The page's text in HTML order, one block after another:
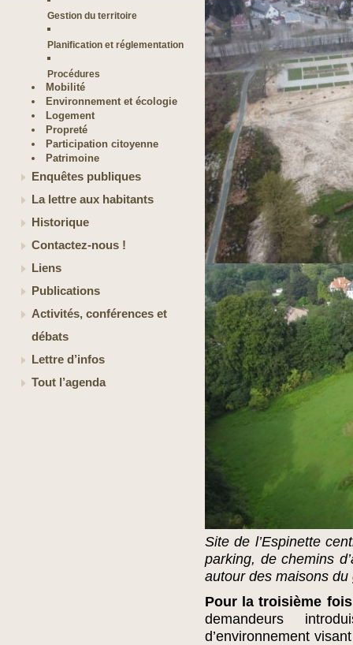
Gestion du territoire
Planification et réglementation
Procédures
Mobilité
Environnement et écologie
Logement
Propreté
Participation citoyenne
Patrimoine
Enquêtes publiques
La lettre aux habitants
Historique
Contactez-nous !
Liens
Publications
Activités, conférences et
débats
Lettre d’infos
Tout l’agenda
Site de l’Espinette
parking, de chemins
autour des maisons du
Pour la troisième
demandeurs
d’environnement